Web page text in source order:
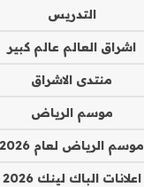
التدريس
اشراق العالم عالم كبير
منتدى الاشراق
موسم الرياض
موسم الرياض لعام 2026
اعلانات الباك لينك 2026